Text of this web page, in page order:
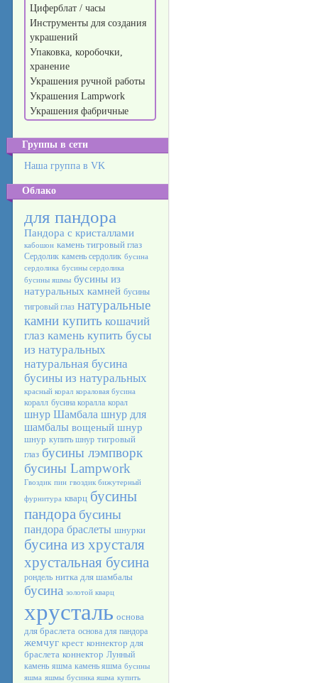
Циферблат / часы
Инструменты для создания
украшений
Упаковка, коробочки,
хранение
Украшения ручной работы
Украшения Lampwork
Украшения фабричные
Группы в сети
Наша группа в VK
Облако
для пандора
Пандора с кристаллами
кабошон камень тигровый глаз
Сердолик камень сердолик бусина
сердолика бусины сердолика
бусины яшмы бусины из
натуральных камней бусины
тигровый глаз натуральные
камни купить кошачий
глаз камень купить бусы
из натуральных
натуральная бусина
бусины из натуральных
красный корал кораловая бусина
коралл бусина коралла корал
шнур Шамбала шнур для
шамбалы вощеный шнур
шнур купить шнур тигровый
глаз бусины лэмпворк
бусины Lampwork
Гвоздик пин гвоздик бижутерный
фурнитура кварц бусины
пандора бусины
пандора браслеты шнурки
бусина из хрусталя
хрустальная бусина
рондель нитка для шамбалы
бусина золотой кварц
хрусталь основа
для браслета основа для пандора
жемчуг крест коннектор для
браслета коннектор Лунный
камень яшма камень яшма бусины
яшма яшмы бусинка яшма купить